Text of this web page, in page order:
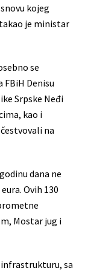
kojeg
je ministar
se
Denisu
Srpske Neđi
kao i
na
dana ne
Ovih 130
Mostar jug i
sa